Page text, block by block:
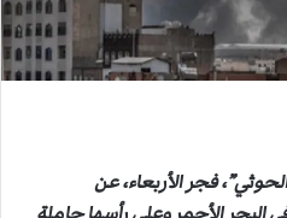
فجر الأربعاء، عن